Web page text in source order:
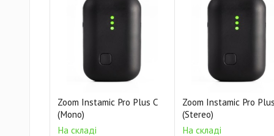
Zoom Instamic Pro Plus C
(Mono)
На складі
Zoom Instamic Pro
(Stereo)
На складі